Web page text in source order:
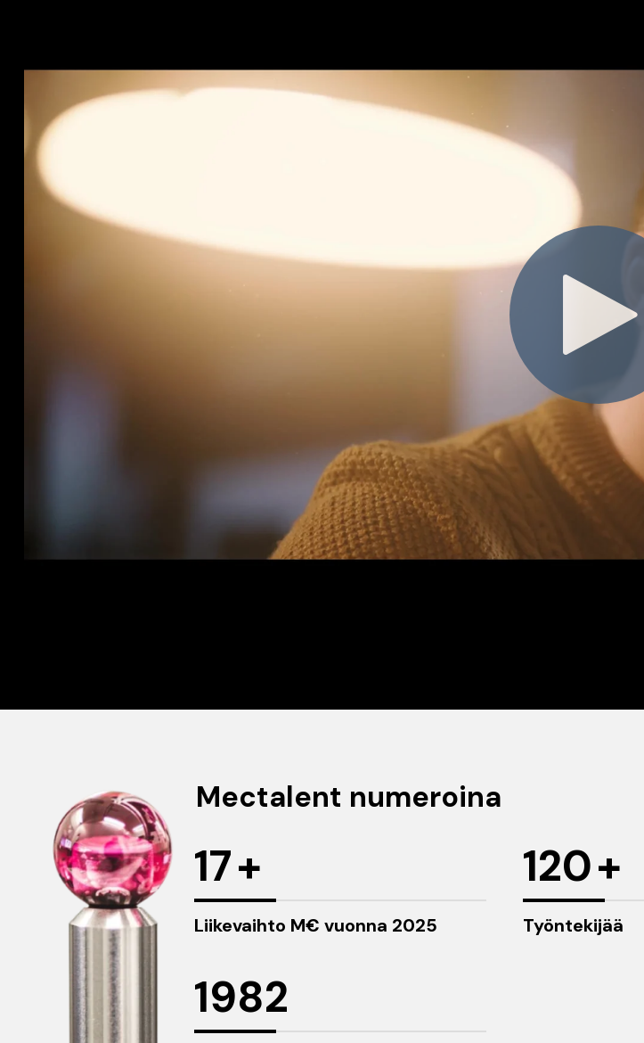
Mectalent numeroina
17+
Liikevaihto M€ vuonna 2025
120+
Työntekijää
1982